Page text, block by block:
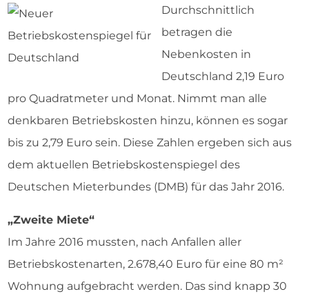
Durchschnittlich
betragen die
Nebenkosten in
Deutschland 2,19 Euro
pro Quadratmeter und Monat. Nimmt man alle
denkbaren Betriebskosten hinzu, können es sogar
bis zu 2,79 Euro sein. Diese Zahlen ergeben sich aus
dem aktuellen Betriebskostenspiegel des
Deutschen Mieterbundes (DMB) für das Jahr 2016.
„Zweite Miete“
Im Jahre 2016 mussten, nach Anfallen aller
Betriebskostenarten, 2.678,40 Euro für eine 80 m²
Wohnung aufgebracht werden. Das sind knapp 30